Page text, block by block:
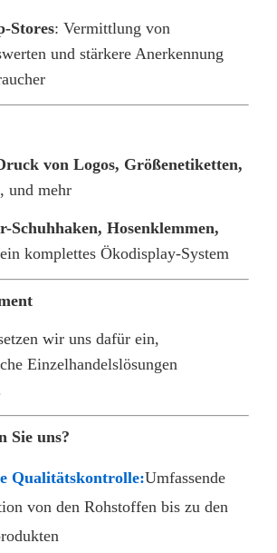
Stores: Vermittlung von
und stärkere Anerkennung
von Logos, Größenetiketten,
, und mehr
Schuhhaken, Hosenklemmen,
komplettes Ökodisplay-System
wir uns dafür ein,
Einzelhandelslösungen
Sie uns?
Qualitätskontrolle:Umfassende
von den Rohstoffen bis zu den